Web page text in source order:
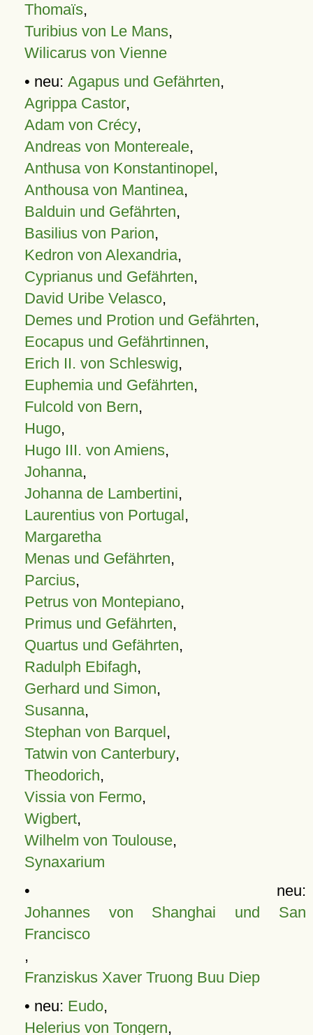
Thomaïs,
Turibius von Le Mans,
Wilicarus von Vienne
• neu: Agapus und Gefährten,
Agrippa Castor,
Adam von Crécy,
Andreas von Montereale,
Anthusa von Konstantinopel,
Anthousa von Mantinea,
Balduin und Gefährten,
Basilius von Parion,
Kedron von Alexandria,
Cyprianus und Gefährten,
David Uribe Velasco,
Demes und Protion und Gefährten,
Eocapus und Gefährtinnen,
Erich II. von Schleswig,
Euphemia und Gefährten,
Fulcold von Bern,
Hugo,
Hugo III. von Amiens,
Johanna,
Johanna de Lambertini,
Laurentius von Portugal,
Margaretha
Menas und Gefährten,
Parcius,
Petrus von Montepiano,
Primus und Gefährten,
Quartus und Gefährten,
Radulph Ebifagh,
Gerhard und Simon,
Susanna,
Stephan von Barquel,
Tatwin von Canterbury,
Theodorich,
Vissia von Fermo,
Wigbert,
Wilhelm von Toulouse,
Synaxarium
• neu:
Johannes von Shanghai und San
Francisco
,
Franziskus Xaver Truong Buu Diep
• neu: Eudo,
Helerius von Tongern,